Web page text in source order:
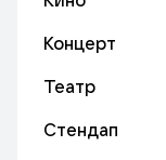
Концерт
Театр
Стендап